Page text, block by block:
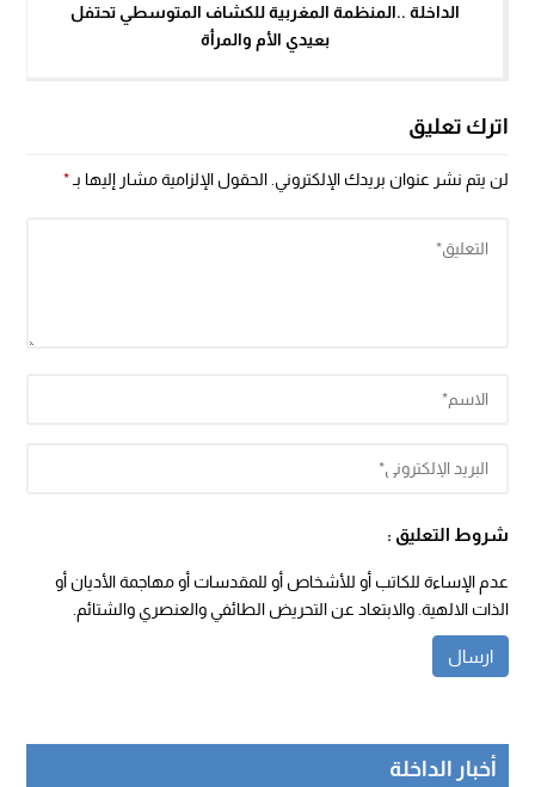
الداخلة ..المنظمة المغربية للكشاف المتوسطي تحتفل
بعيدي الأم والمرأة
اترك تعليق
لن يتم نشر عنوان بريدك الإلكتروني. الحقول الإلزامية مشار إليها بـ*
شروط التعليق :
عدم الإساءة للكاتب أو للأشخاص أو للمقدسات أو مهاجمة الأديان أو
الذات الالهية. والابتعاد عن التحريض الطائفي والعنصري والشتائم.
أخبار الداخلة